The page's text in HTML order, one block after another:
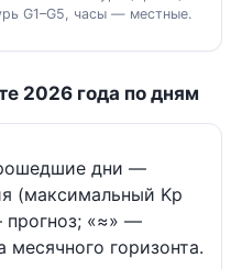
G1–G5, часы — местные.
2026 года по дням
дни —
(максимальный Kp
прогноз; «≈» —
месячного горизонта.